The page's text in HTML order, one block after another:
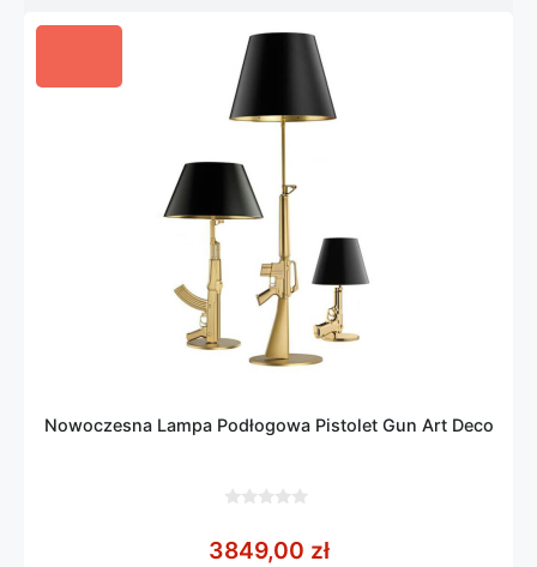
Nowoczesna Lampa Podłogowa Pistolet Gun Art Deco
5
3849,00 zł